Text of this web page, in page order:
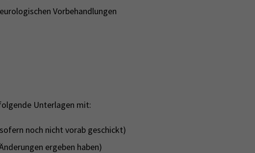
Vorbehandlungen
Unterlagen mit:
noch nicht vorab geschickt)
ergeben haben)